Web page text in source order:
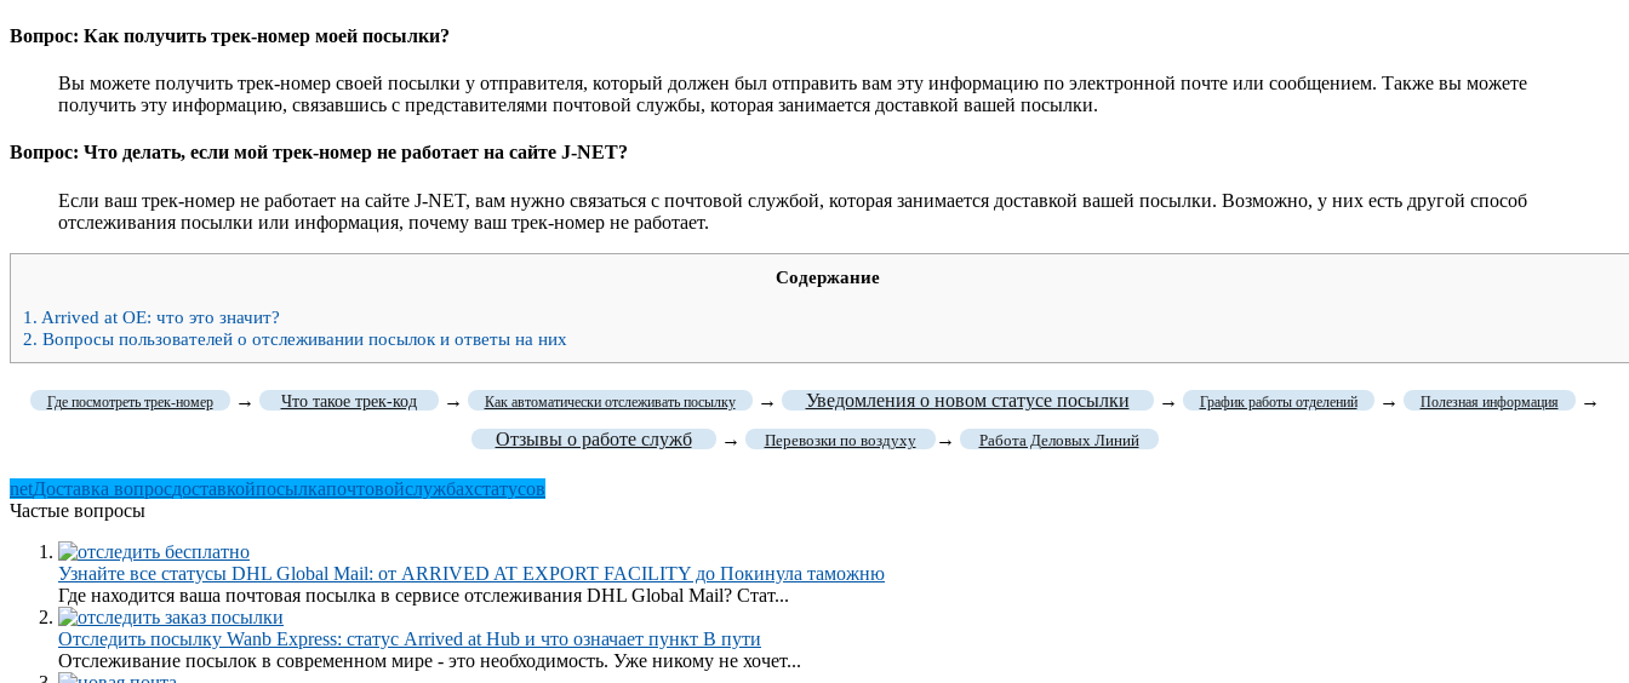
Вопрос: Как получить трек-номер моей посылки?
Вы можете получить трек-номер своей посылки у отправителя, который должен был отправить вам эту информацию по электронной почте или сообщением. Также вы можете
получить эту информацию, связавшись с представителями почтовой службы, которая занимается доставкой вашей посылки.
Вопрос: Что делать, если мой трек-номер не работает на сайте J-NET?
Если ваш трек-номер не работает на сайте J-NET, вам нужно связаться с почтовой службой, которая занимается доставкой вашей посылки. Возможно, у них есть другой способ
отслеживания посылки или информация, почему ваш трек-номер не работает.
Содержание
1. Arrived at OE: что это значит?
2. Вопросы пользователей о отслеживании посылок и ответы на них
Где посмотреть трек-номер → Что такое трек-код → Как автоматически отслеживать посылку → Уведомления о новом статусе посылки → График работы отделений → Полезная информация
→
Отзывы о работе служб
→ Перевозки по воздуху → Работа Деловых Линий
netДоставка вопросдоставкойпосылкапочтовойслужбахстатусов
Частые вопросы
Узнайте все статусы DHL Global Mail: от ARRIVED AT EXPORT FACILITY до Покинула таможню
Где находится ваша почтовая посылка в сервисе отслеживания DHL Global Mail? Стат...
Отследить посылку Wanb Express: статус Arrived at Hub и что означает пункт В пути
Отслеживание посылок в современном мире - это необходимость. Уже никому не хочет...